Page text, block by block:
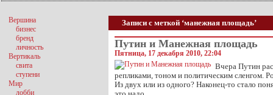
Записи с меткой ‘манежная площадь’
Путин и Манежная площадь
Пятница, 17 декабря 2010, 22:04
Вчера Путин
репликами, тоном и политическим сленгом.
Из двух или из одного? Наконец-то стало
Вершина
бизнес
бренд
личность
Вертикаль
свита
ступени
Мир
лобби